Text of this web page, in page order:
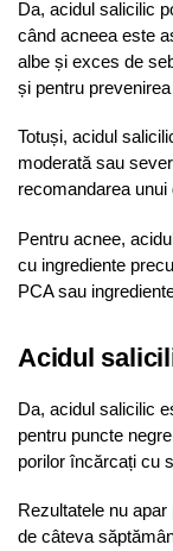
Da, acidul salicilic
când acneea este
albe și exces de
și pentru
Totuși, acidul
moderată sau
recomandarea
Pentru acnee,
cu ingrediente
PCA sau
Acidul
Da, acidul salicilic
pentru puncte
porilor încărcați cu
Rezultatele nu
de câteva